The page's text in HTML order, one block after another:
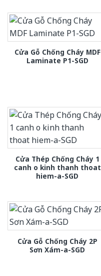
Cửa Gỗ Chống Cháy MDF
Laminate P1-SGD
Cửa Thép Chống Cháy 1
canh o kinh thanh thoat
hiem-a-SGD
Cửa Gỗ Chống Cháy 2P
Sơn Xám-a-SGD